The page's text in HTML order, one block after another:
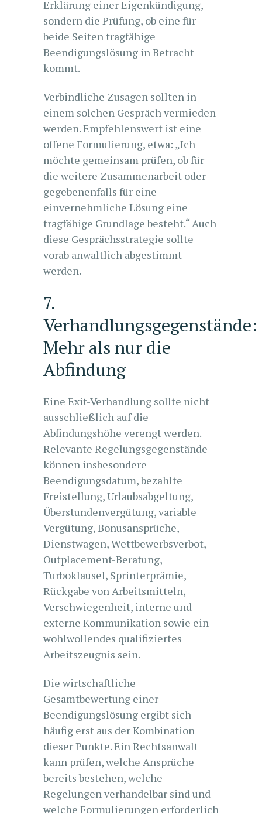
Erklärung einer Eigenkündigung,
sondern die Prüfung, ob eine für
beide Seiten tragfähige
Beendigungslösung in Betracht
kommt.
Verbindliche Zusagen sollten in
einem solchen Gespräch vermieden
werden. Empfehlenswert ist eine
offene Formulierung, etwa: „Ich
möchte gemeinsam prüfen, ob für
die weitere Zusammenarbeit oder
gegebenenfalls für eine
einvernehmliche Lösung eine
tragfähige Grundlage besteht.“ Auch
diese Gesprächsstrategie sollte
vorab anwaltlich abgestimmt
werden.
7.
Verhandlungsgegenstände:
Mehr als nur die
Abfindung
Eine Exit-Verhandlung sollte nicht
ausschließlich auf die
Abfindungshöhe verengt werden.
Relevante Regelungsgegenstände
können insbesondere
Beendigungsdatum, bezahlte
Freistellung, Urlaubsabgeltung,
Überstundenvergütung, variable
Vergütung, Bonusansprüche,
Dienstwagen, Wettbewerbsverbot,
Outplacement-Beratung,
Turboklausel, Sprinterprämie,
Rückgabe von Arbeitsmitteln,
Verschwiegenheit, interne und
externe Kommunikation sowie ein
wohlwollendes qualifiziertes
Arbeitszeugnis sein.
Die wirtschaftliche
Gesamtbewertung einer
Beendigungslösung ergibt sich
häufig erst aus der Kombination
dieser Punkte. Ein Rechtsanwalt
kann prüfen, welche Ansprüche
bereits bestehen, welche
Regelungen verhandelbar sind und
welche Formulierungen erforderlich